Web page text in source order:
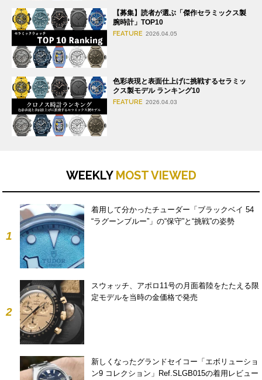
【募集】読者が選ぶ「傑作セラミックス製
腕時計」TOP10
FEATURE 2026.04.05
色彩表現と表面仕上げに挑戦するセラミッ
クス製モデル ランキング10
FEATURE 2026.04.03
WEEKLY MOST VIEWED
1
着用して分かったチューダー「ブラックベイ 54
“ラグーンブルー”」の“保守”と“挑戦”の姿勢
2
スウォッチ、アポロ11号の月面着陸をたたえる限
定モデルを当時の金価格で発売
新しくなったグランドセイコー「エボリューショ
ン9 コレクション」Ref.SLGB015の着用レビュー